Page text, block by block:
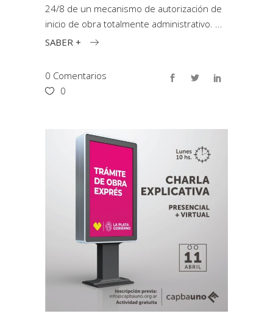
24/8 de un mecanismo de autorización de
inicio de obra totalmente administrativo.
SABER +
0 Comentarios
0